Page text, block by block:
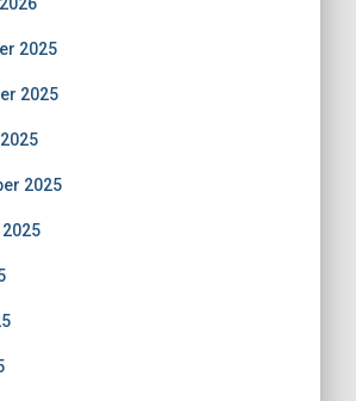
2025
2025
2025